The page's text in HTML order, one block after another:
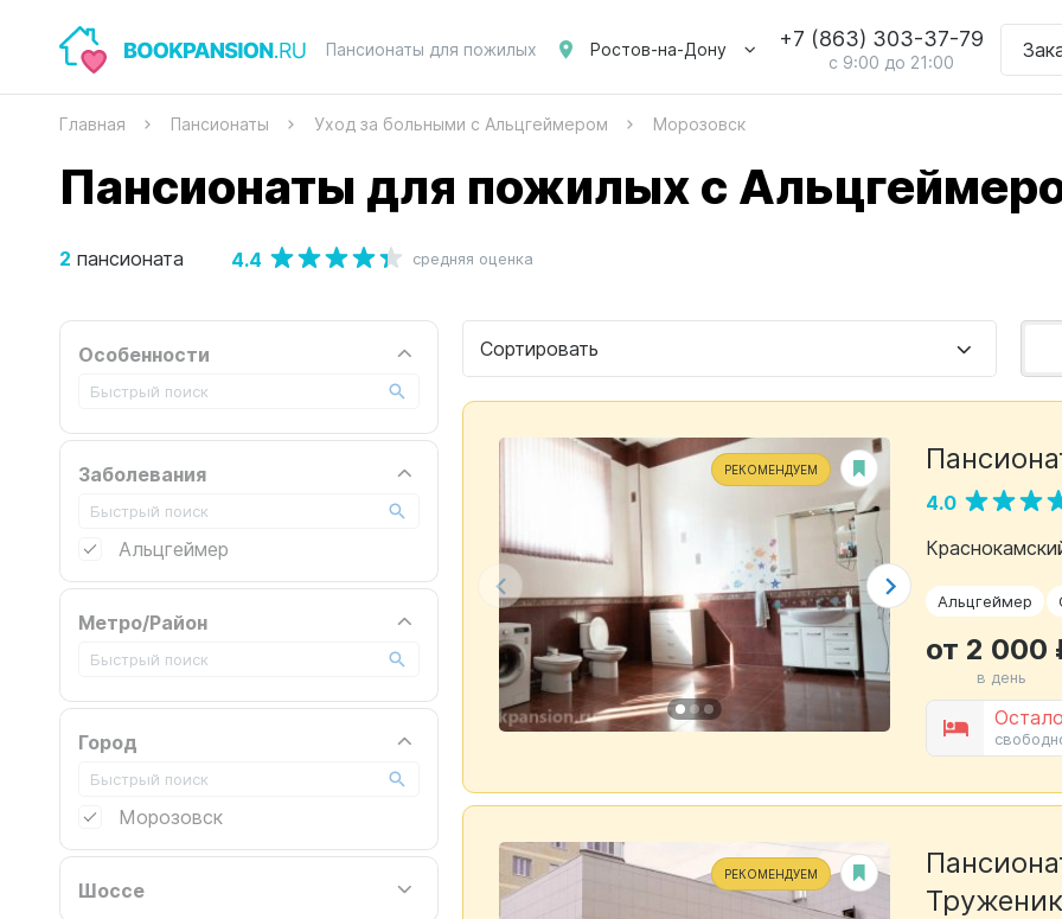
Пансионаты для пожилых Ростов-на-Дону +7 (863) 303-37-79
с 9:00 до 21:00
Главная Пансионаты Уход за больными с Альцгеймером Морозовск
Пансионаты для пожилых с
2 пансионата 4.4 средняя оценка
Особенности
Заболевания
Альцгеймер
Метро/Район
Город
Морозовск
Шоссе
Сортировать
РЕКОМЕНДУЕМ
4.0
Альцгеймер
от 2 000
в день
РЕКОМЕНДУЕМ